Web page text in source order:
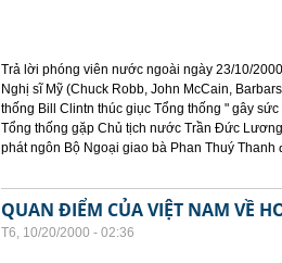
Trả lời phóng viên nước ngoài ngày 23/10/
Nghị sĩ Mỹ (Chuck Robb, John McCain,
thống Bill Clintn thúc giục Tổng thống " gây
Tổng thống gặp Chủ tịch nước Trần Đức
phát ngôn Bộ Ngoại giao bà Phan Thuý Thanh
QUAN ĐIỂM CỦA VIỆT NAM VỀ
T6, 10/20/2000 - 02:36